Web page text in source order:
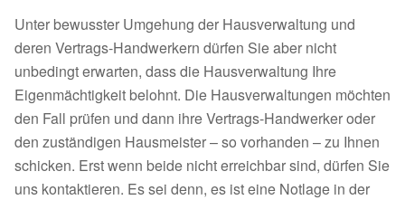
Unter bewusster Umgehung der Hausverwaltung und
deren Vertrags-Handwerkern dürfen Sie aber nicht
unbedingt erwarten, dass die Hausverwaltung Ihre
Eigenmächtigkeit belohnt. Die Hausverwaltungen möchten
den Fall prüfen und dann ihre Vertrags-Handwerker oder
den zuständigen Hausmeister – so vorhanden – zu Ihnen
schicken. Erst wenn beide nicht erreichbar sind, dürfen Sie
uns kontaktieren. Es sei denn, es ist eine Notlage in der